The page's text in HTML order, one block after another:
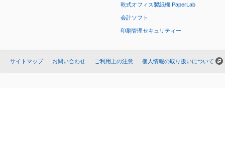
乾式オフィス製紙機 PaperLab
会計ソフト
印刷管理セキュリティー
サイトマップ お問い合わせ ご利用上の注意 個人情報の取り扱いについて